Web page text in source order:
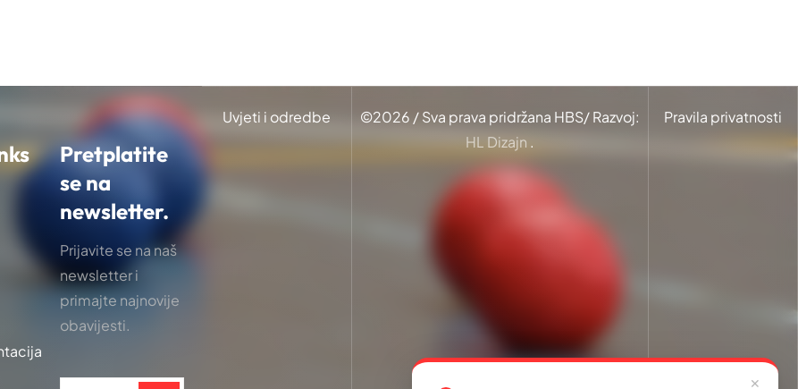
Pretplatite
se na
newsletter.
Prijavite se na naš
newsletter i
primajte najnovije
obavijesti.
Uvjeti i odredbe ©2026 / Sva prava pridržana HBS/ Razvoj:
HL Dizajn .
Pravila privatnosti
✕